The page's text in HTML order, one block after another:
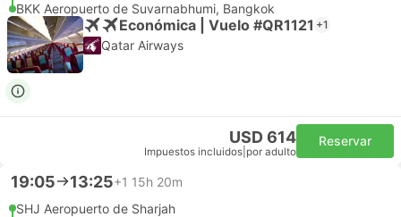
BKK Aeropuerto de Suvarnabhumi, Bangkok
Económica | Vuelo #QR1121 +1
Qatar Airways
USD 614
Impuestos incluidos por adulto
Reservar
19:05 13:25+1 15h 20m
SHJ Aeropuerto de Sharjah